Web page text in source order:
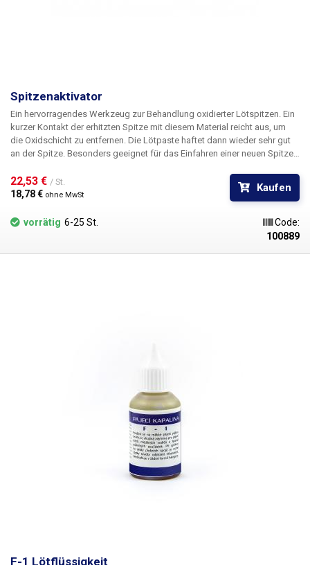
Spitzenaktivator
Ein hervorragendes Werkzeug zur Behandlung oxidierter Lötspitzen. Ein
kurzer Kontakt der erhitzten Spitze mit diesem Material reicht aus, um
die Oxidschicht zu entfernen. Die Lötpaste haftet dann wieder sehr gut
an der Spitze. Besonders geeignet für das Einfahren einer neuen Spitze
22,53 € / St.
18,78 € ohne MwSt
Kaufen
vorrätig 6-25 St.
Code:
100889
F-1 Lötflüssigkeit